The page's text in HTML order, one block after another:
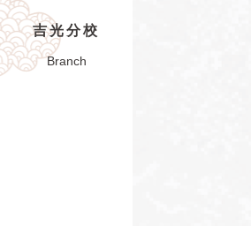
吉光分校
Branch